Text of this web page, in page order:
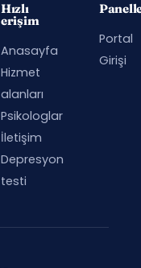
Hızlı
erişim
Anasayfa
Hizmet
alanları
Psikologlar
İletişim
Depresyon
testi
Portal
Girişi